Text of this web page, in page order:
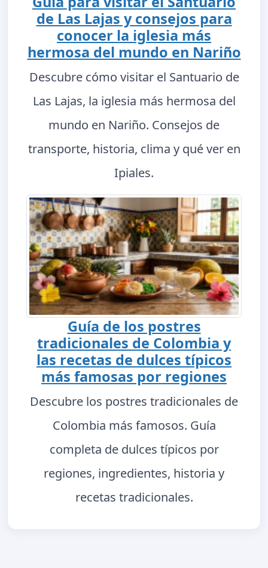
de Las Lajas y consejos para
conocer la iglesia más
hermosa del mundo en Nariño
Descubre cómo visitar el Santuario de
Las Lajas, la iglesia más hermosa del
mundo en Nariño. Consejos de
transporte, historia, clima y qué ver en
Ipiales.
Guía de los postres
tradicionales de Colombia y
las recetas de dulces típicos
más famosas por regiones
Descubre los postres tradicionales de
Colombia más famosos. Guía
completa de dulces típicos por
regiones, ingredientes, historia y
recetas tradicionales.